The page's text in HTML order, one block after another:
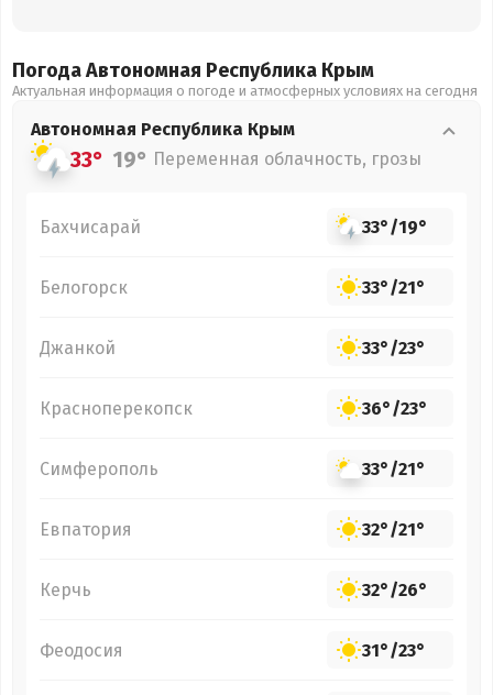
Погода Автономная Республика Крым
Актуальная информация о погоде и атмосферных условиях на сегодня
Автономная Республика Крым
33° 19° Переменная облачность, грозы
Бахчисарай 33°/19°
Белогорск 33°/21°
Джанкой 33°/23°
Красноперекопск 36°/23°
Симферополь 33°/21°
Евпатория 32°/21°
Керчь 32°/26°
Феодосия 31°/23°